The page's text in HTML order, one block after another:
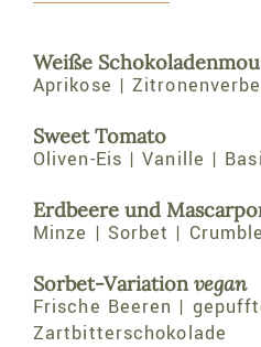
Weiße
Aprikose |
Sweet Tomato
Oliven-Eis | Vanille |
Erdbeere und
Minze | Sorbet | Crumble
Sorbet-Variationvegan
Frische Beeren |
Zartbitterschokolade